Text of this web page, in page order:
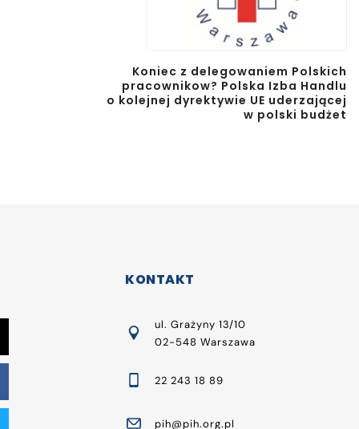
Koniec z delegowaniem Polskich
pracownikow? Polska Izba Handlu
o kolejnej dyrektywie UE uderzającej
w polski budżet
KONTAKT
ul. Grażyny 13/10
02-548 Warszawa
22 243 18 89
pih@pih.org.pl